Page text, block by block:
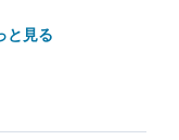
と見る